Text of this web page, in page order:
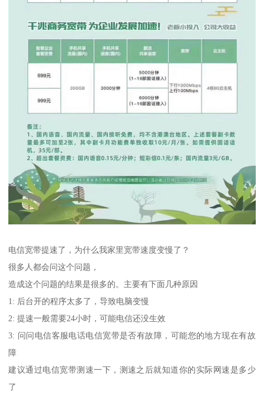
电信宽带提速了，为什么我家里宽带速度变慢了？
很多人都会问这个问题，
造成这个问题的结果是很多的。主要有下面几种原因
1: 后台开的程序太多了，导致电脑变慢
2: 提速一般需要24小时，可能电信还没生效
3: 问问电信客服电话电信宽带是否有故障，可能您的地方现在有故
障
建议通过电信宽带测速一下，测速之后就知道你的实际网速是多少
了